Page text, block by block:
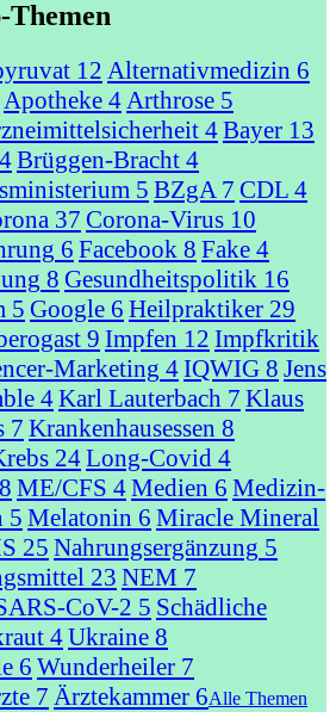
Themen
12 Alternativmedizin 6
Apotheke 4 Arthrose 5
4Bayer 13
Brüggen-Bracht 4
5 BZgA 7 CDL 4
37 Corona-Virus 10
6 Facebook 8 Fake 4
8 Gesundheitspolitik 16
5 Google 6 Heilpraktiker 29
9 Impfen 12 Impfkritik
Marketing 4IQWIG 8 Jens
4Karl Lauterbach 7 Klaus
7 Krankenhausessen 8
24Long-Covid 4
8 ME/CFS 4Medien 6 Medizin-
5 Melatonin 6 Miracle Mineral
25 Nahrungsergänzung 5
23 NEM 7
CoV-2 5 Schädliche
4Ukraine 8
6 Wunderheiler 7
7 Ärztekammer 6Alle Themen